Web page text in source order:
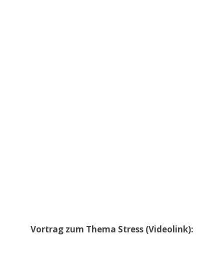
Vortrag zum Thema Stress (Videolink):